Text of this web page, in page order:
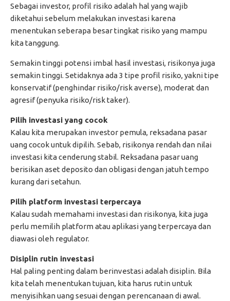
Sebagai investor, profil risiko adalah hal yang wajib
diketahui sebelum melakukan investasi karena
menentukan seberapa besar tingkat risiko yang mampu
kita tanggung.
Semakin tinggi potensi imbal hasil investasi, risikonya juga
semakin tinggi. Setidaknya ada 3 tipe profil risiko, yakni tipe
konservatif (penghindar risiko/risk averse), moderat dan
agresif (penyuka risiko/risk taker).
Pilih investasi yang cocok
Kalau kita merupakan investor pemula, reksadana pasar
uang cocok untuk dipilih. Sebab, risikonya rendah dan nilai
investasi kita cenderung stabil. Reksadana pasar uang
berisikan aset deposito dan obligasi dengan jatuh tempo
kurang dari setahun.
Pilih platform investasi terpercaya
Kalau sudah memahami investasi dan risikonya, kita juga
perlu memilih platform atau aplikasi yang terpercaya dan
diawasi oleh regulator.
Disiplin rutin investasi
Hal paling penting dalam berinvestasi adalah disiplin. Bila
kita telah menentukan tujuan, kita harus rutin untuk
menyisihkan uang sesuai dengan perencanaan di awal.